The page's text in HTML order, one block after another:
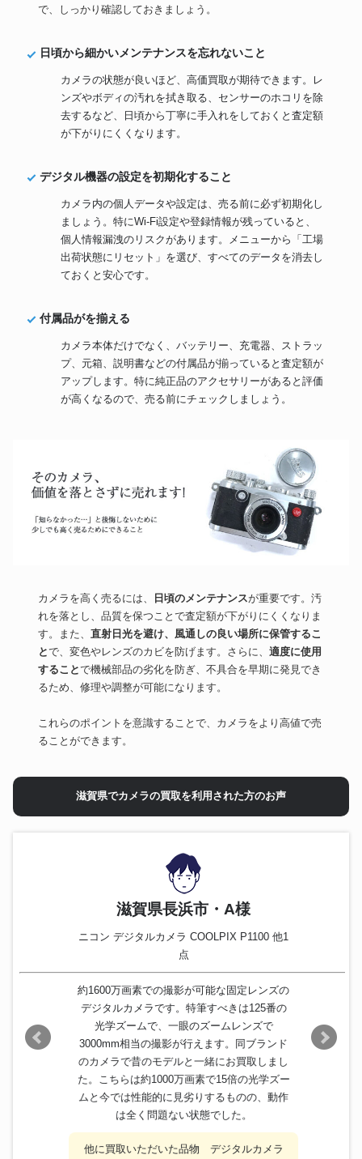
で、しっかり確認しておきましょう。
日頃から細かいメンテナンスを忘れないこと
カメラの状態が良いほど、高価買取が期待できます。レ
ンズやボディの汚れを拭き取る、センサーのホコリを除
去するなど、日頃から丁寧に手入れをしておくと査定額
が下がりにくくなります。
デジタル機器の設定を初期化すること
カメラ内の個人データや設定は、売る前に必ず初期化し
ましょう。特にWi-Fi設定や登録情報が残っていると、
個人情報漏洩のリスクがあります。メニューから「工場
出荷状態にリセット」を選び、すべてのデータを消去し
ておくと安心です。
付属品がを揃える
カメラ本体だけでなく、バッテリー、充電器、ストラッ
プ、元箱、説明書などの付属品が揃っていると査定額が
アップします。特に純正品のアクセサリーがあると評価
が高くなるので、売る前にチェックしましょう。
カメラを高く売るには、 日頃のメンテナンスが重要です。汚
れを落とし、品質を保つことで査定額が下がりにくくなりま
す。また、 直射日光を避け、風通しの良い場所に保管するこ
とで、変色やレンズのカビを防げます。さらに、 適度に使用
することで機械部品の劣化を防ぎ、不具合を早期に発見でき
るため、修理や調整が可能になります。
これらのポイントを意識することで、カメラをより高値で売
ることができます。
滋賀県でカメラの買取を利用された方のお声
滋賀県長浜市・A様
ニコン デジタルカメラ COOLPIX P1100 他1
点
約1600万画素での撮影が可能な固定レンズの
デジタルカメラです。特筆すべきは125番の
光学ズームで、一眼のズームレンズで
3000mm相当の撮影が行えます。同ブランド
のカメラで昔のモデルと一緒にお買取しまし
た。こちらは約1000万画素で15倍の光学ズー
ムと今では性能的に見劣りするものの、動作
は全く問題ない状態でした。
他に買取いただいた品物 デジタルカメラ